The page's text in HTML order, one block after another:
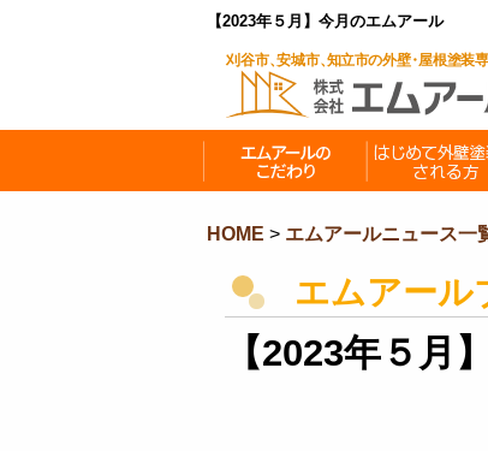
【2023年５月】今月のエムアール
HOME > エムアールニュース一
エムアール
【2023年５月